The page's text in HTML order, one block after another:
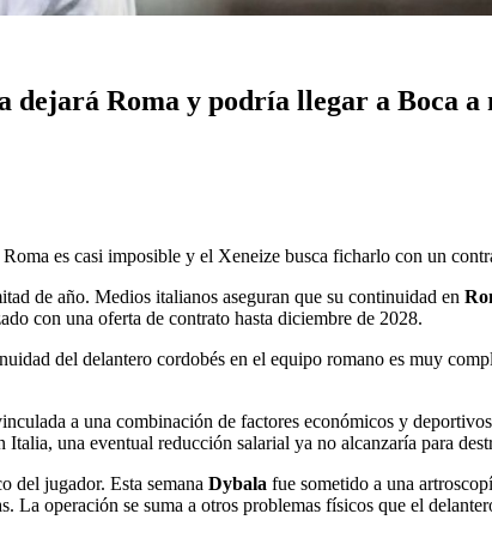
dejará Roma y podría llegar a Boca a
es casi imposible y el Xeneize busca ficharlo con un
de año. Medios italianos aseguran que su continuidad en
con una oferta de contrato hasta diciembre de 2028.
del delantero cordobés en el equipo romano es muy
a una combinación de factores económicos y
una eventual reducción salarial ya no alcanzaría para
del jugador. Esta semana Dybala fue sometido a una
La operación se suma a otros problemas físicos que el